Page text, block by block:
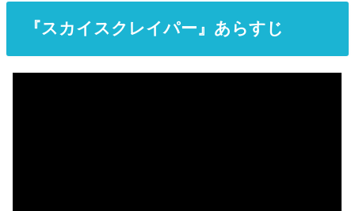
『スカイスクレイパー』あらすじ